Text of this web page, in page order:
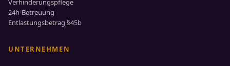
24h-Betreuung
Entlastungsbetrag §45b
UNTERNEHMEN